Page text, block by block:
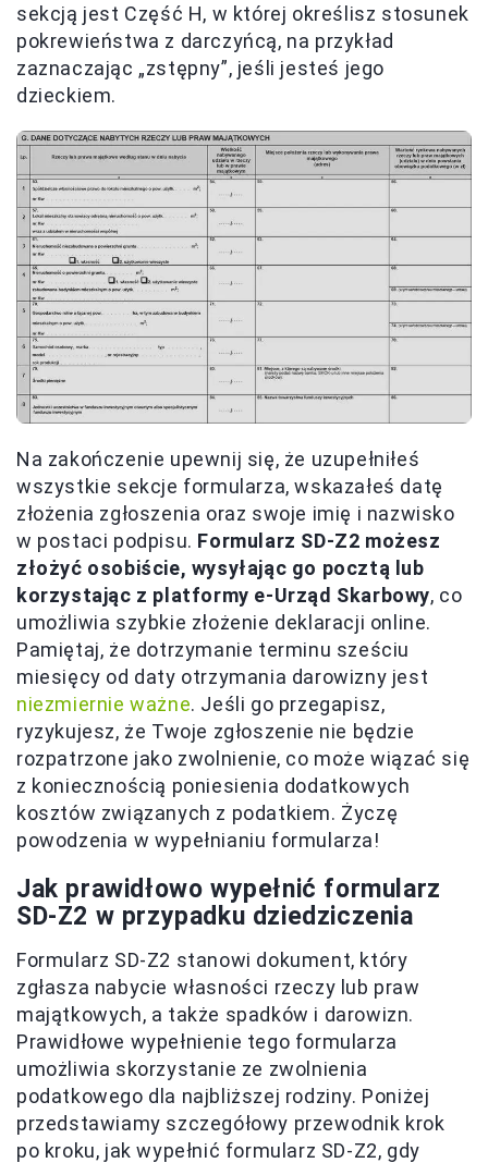
sekcją jest Część H, w której określisz stosunek
pokrewieństwa z darczyńcą, na przykład
zaznaczając „zstępny”, jeśli jesteś jego
dzieckiem.
Na zakończenie upewnij się, że uzupełniłeś
wszystkie sekcje formularza, wskazałeś datę
złożenia zgłoszenia oraz swoje imię i nazwisko
w postaci podpisu. Formularz SD-Z2 możesz
złożyć osobiście, wysyłając go pocztą lub
korzystając z platformy e-Urząd Skarbowy, co
umożliwia szybkie złożenie deklaracji online.
Pamiętaj, że dotrzymanie terminu sześciu
miesięcy od daty otrzymania darowizny jest
niezmiernie ważne. Jeśli go przegapisz,
ryzykujesz, że Twoje zgłoszenie nie będzie
rozpatrzone jako zwolnienie, co może wiązać się
z koniecznością poniesienia dodatkowych
kosztów związanych z podatkiem. Życzę
powodzenia w wypełnianiu formularza!
Jak prawidłowo wypełnić formularz
SD-Z2 w przypadku dziedziczenia
Formularz SD-Z2 stanowi dokument, który
zgłasza nabycie własności rzeczy lub praw
majątkowych, a także spadków i darowizn.
Prawidłowe wypełnienie tego formularza
umożliwia skorzystanie ze zwolnienia
podatkowego dla najbliższej rodziny. Poniżej
przedstawiamy szczegółowy przewodnik krok
po kroku, jak wypełnić formularz SD-Z2, gdy